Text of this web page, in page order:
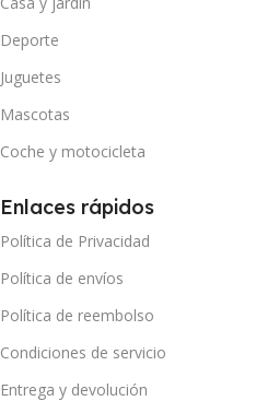
Deporte
Juguetes
Mascotas
Coche y motocicleta
Enlaces rápidos
Política de Privacidad
Política de envíos
Política de reembolso
Condiciones de servicio
Entrega y devolución